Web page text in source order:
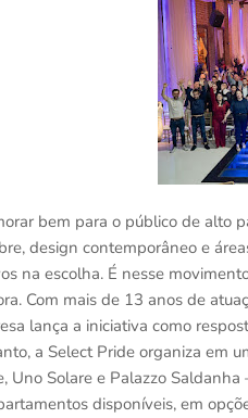
bem para o público de alto
design contemporâneo e
na escolha. É nesse
Com mais de 13 anos de
lança a iniciativa como
a Select Pride organiza em
Uno Solare e Palazzo
disponíveis, em